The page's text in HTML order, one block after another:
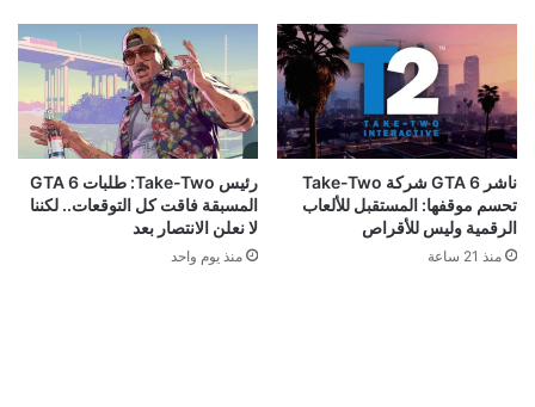
ناشر GTA 6 شركة Take-Two
تحسم موقفها: المستقبل للألعاب
الرقمية وليس للأقراص
منذ 21 ساعة
رئيس Take-Two: طلبات GTA 6
المسبقة فاقت كل التوقعات.. لكننا
لا نعلن الانتصار بعد
منذ يوم واحد